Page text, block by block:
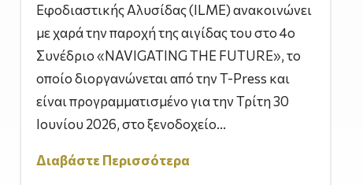
Εφοδιαστικής Αλυσίδας (ILME) ανακοινώνει
με χαρά την παροχή της αιγίδας του στο 4ο
Συνέδριο «NAVIGATING THE FUTURE», το
οποίο διοργανώνεται από την T-Press και
είναι προγραμματισμένο για την Τρίτη 30
Ιουνίου 2026, στο ξενοδοχείο...
Διαβάστε Περισσότερα